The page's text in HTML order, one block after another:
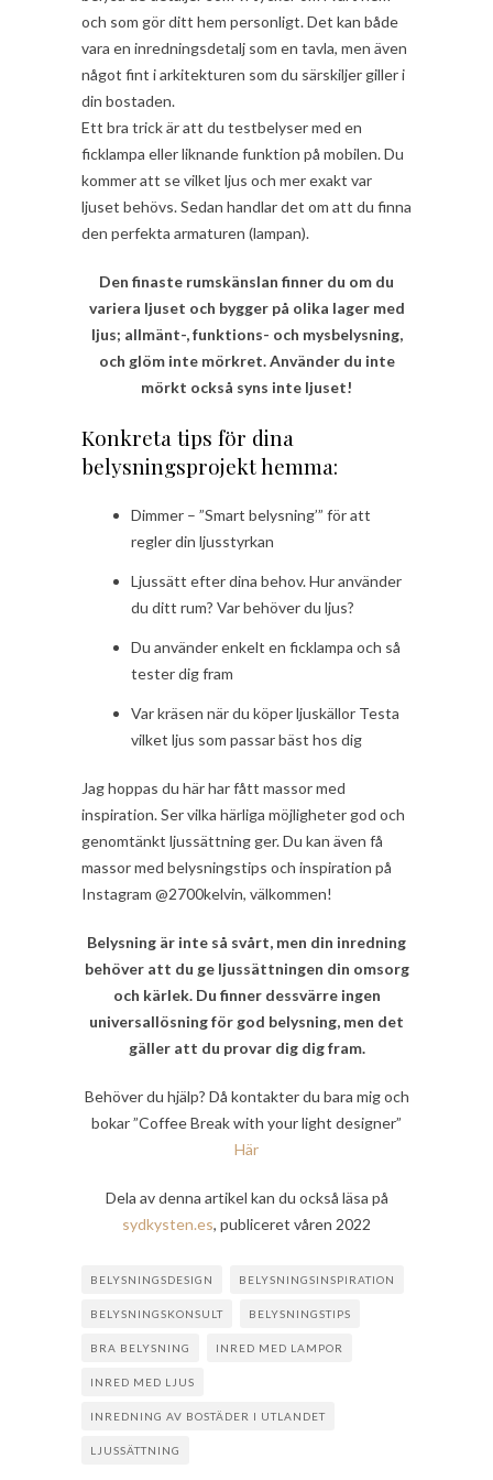
och som gör ditt hem personligt. Det kan både
vara en inredningsdetalj som en tavla, men även
något fint i arkitekturen som du särskiljer giller i
din bostaden.
Ett bra trick är att du testbelyser med en
ficklampa eller liknande funktion på mobilen. Du
kommer att se vilket ljus och mer exakt var
ljuset behövs. Sedan handlar det om att du finna
den perfekta armaturen (lampan).
Den finaste rumskänslan finner du om du
variera ljuset och bygger på olika lager med
ljus; allmänt-, funktions- och mysbelysning,
och glöm inte mörkret. Använder du inte
mörkt också syns inte ljuset!
Konkreta tips för dina
belysningsprojekt hemma:
Dimmer – ”Smart belysning’” för att
regler din ljusstyrkan
Ljussätt efter dina behov. Hur använder
du ditt rum? Var behöver du ljus?
Du använder enkelt en ficklampa och så
tester dig fram
Var kräsen när du köper ljuskällor Testa
vilket ljus som passar bäst hos dig
Jag hoppas du här har fått massor med
inspiration. Ser vilka härliga möjligheter god och
genomtänkt ljussättning ger. Du kan även få
massor med belysningstips och inspiration på
Instagram @2700kelvin, välkommen!
Belysning är inte så svårt, men din inredning
behöver att du ge ljussättningen din omsorg
och kärlek. Du finner dessvärre ingen
universallösning för god belysning, men det
gäller att du provar dig dig fram.
Behöver du hjälp? Då kontakter du bara mig och
bokar ”Coffee Break with your light designer”
Här
Dela av denna artikel kan du också läsa på
sydkysten.es, publiceret våren 2022
BELYSNINGSDESIGN BELYSNINGSINSPIRATION
BELYSNINGSKONSULT BELYSNINGSTIPS
BRA BELYSNING INRED MED LAMPOR
INRED MED LJUS
INREDNING AV BOSTÄDER I UTLANDET
LJUSSÄTTNING